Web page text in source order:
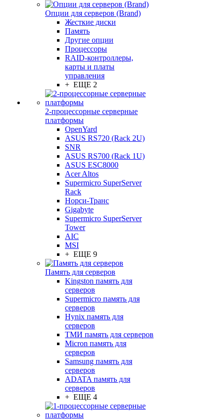
Опции для серверов (Brand)
Жесткие диски
Память
Другие опции
Процессоры
RAID-контроллеры,
карты и платы
управления
+ ЕЩЕ 2
2-процессорные серверные
платформы
OpenYard
ASUS RS720 (Rack 2U)
SNR
ASUS RS700 (Rack 1U)
ASUS ESC8000
Acer Altos
Supermicro SuperServer
Rack
Норси-Транс
Gigabyte
Supermicro SuperServer
Tower
AIC
MSI
+ ЕЩЕ 9
Память для серверов
Kingston память для
серверов
Supermicro память для
серверов
Hynix память для
серверов
ТМИ память для серверов
Micron память для
серверов
Samsung память для
серверов
ADATA память для
серверов
+ ЕЩЕ 4